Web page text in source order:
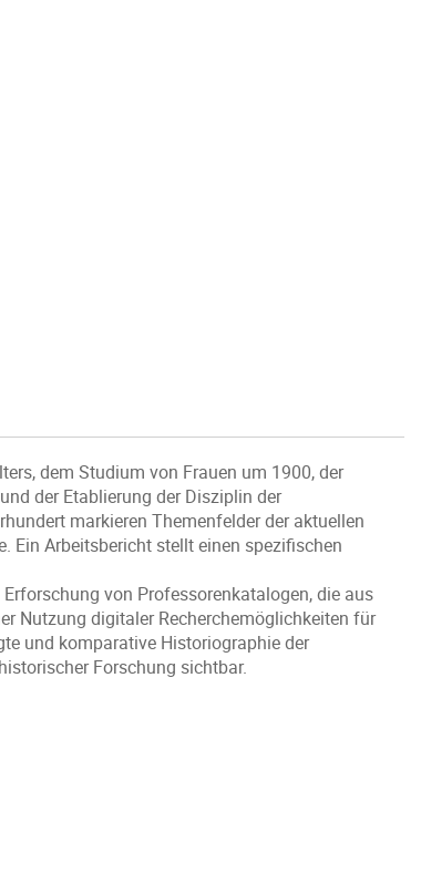
dem Studium von Frauen um 1900, der
der Etablierung der Disziplin der
markieren Themenfelder der aktuellen
Ein Arbeitsbericht stellt einen spezifischen
von Professorenkatalogen, die aus
Nutzung digitaler Recherchemöglichkeiten für
und komparative Historiographie der
Forschung sichtbar.